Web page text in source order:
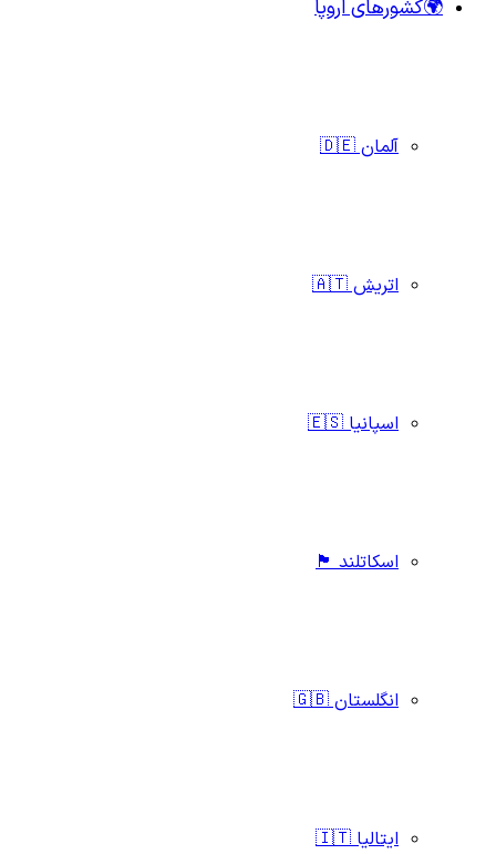
🌍کشورهای اروپا
آلمان 🇩🇪
اتریش 🇦🇹
اسپانیا 🇪🇸
اسکاتلند 🏴󠁧󠁢󠁳󠁣󠁴󠁿
انگلستان 🇬🇧
ایتالیا 🇮🇹